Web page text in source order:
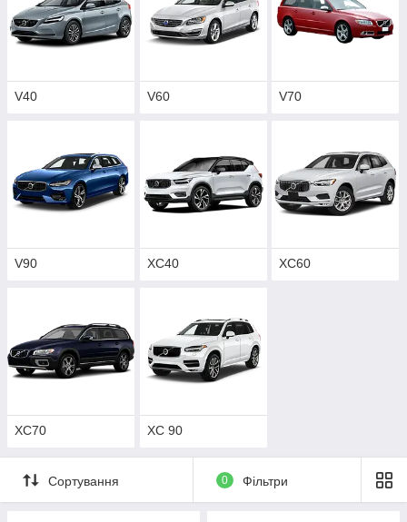
V40 V60 V70
V90 XC40 XC60
XC70 XC 90
Сортування 0 Фільтри